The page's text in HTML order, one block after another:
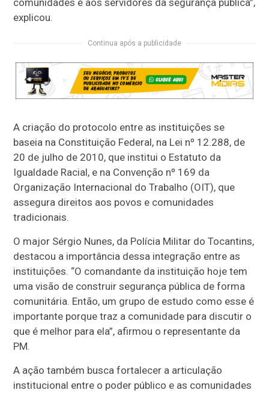
comunidades e aos servidores da segurança pública”,
explicou.
Continua após a publicidade
A criação do protocolo entre as instituições se
baseia na Constituição Federal, na Lei nº 12.288, de
20 de julho de 2010, que institui o Estatuto da
Igualdade Racial, e na Convenção nº 169 da
Organização Internacional do Trabalho (OIT), que
assegura direitos aos povos e comunidades
tradicionais.
O major Sérgio Nunes, da Polícia Militar do Tocantins,
destacou a importância dessa integração entre as
instituições. “O comandante da instituição hoje tem
uma visão de construir segurança pública de forma
comunitária. Então, um grupo de estudo como esse é
importante porque traz a comunidade para discutir o
que é melhor para ela”, afirmou o representante da
PM.
A ação também busca fortalecer a articulação
institucional entre o poder público e as comunidades